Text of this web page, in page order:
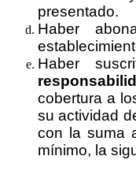
presentado.
Haber
Haber
cobertura a
su actividad
con la suma
mínimo, la